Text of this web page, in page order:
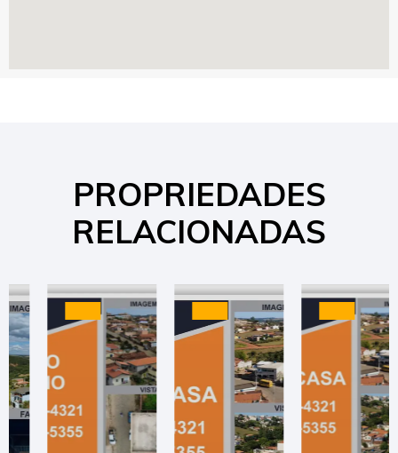
PROPRIEDADES
RELACIONADAS